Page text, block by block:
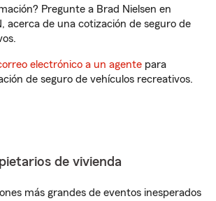
Pregunte a Brad Nielsen en
acerca de una cotización de seguro de
electrónico a un agente para
de seguro de vehículos recreativos.
de vivienda
más grandes de eventos inesperados